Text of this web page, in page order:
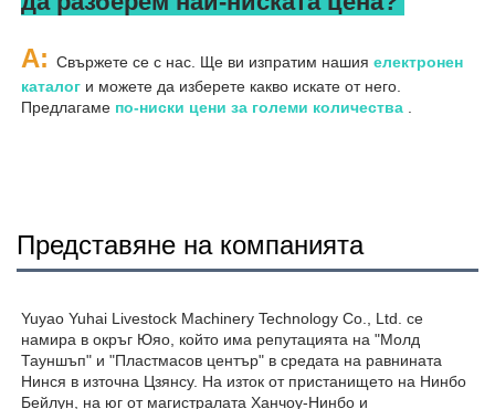
A: Свържете се с нас. Ще ви изпратим нашия електронен
каталог и можете да изберете какво искате от него.
Предлагаме по-ниски цени за големи количества
Представяне на компанията
Yuyao Yuhai Livestock Machinery Technology Co., Ltd. се
намира в окръг Юяо, който има репутацията на "Молд
Тауншъп" и "Пластмасов център" в средата на равнината
Нинся в източна Цзянсу. На изток от пристанището на Нинбо
Бейлун, на юг от магистралата Ханчоу-Нинбо и